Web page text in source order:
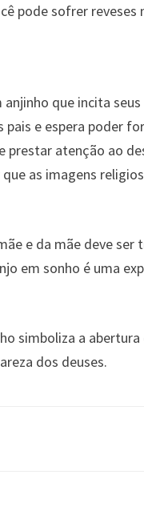
pode sofrer reveses
que incita
e espera poder
prestar atenção ao
as imagens
e da mãe deve
em sonho é uma
simboliza a
dos deuses.